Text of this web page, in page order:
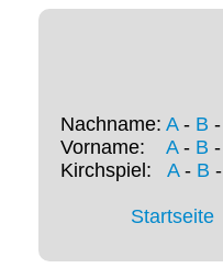
Nachname: A- B -
Vorname: A- B -
Kirchspiel: A- B -
Startseite